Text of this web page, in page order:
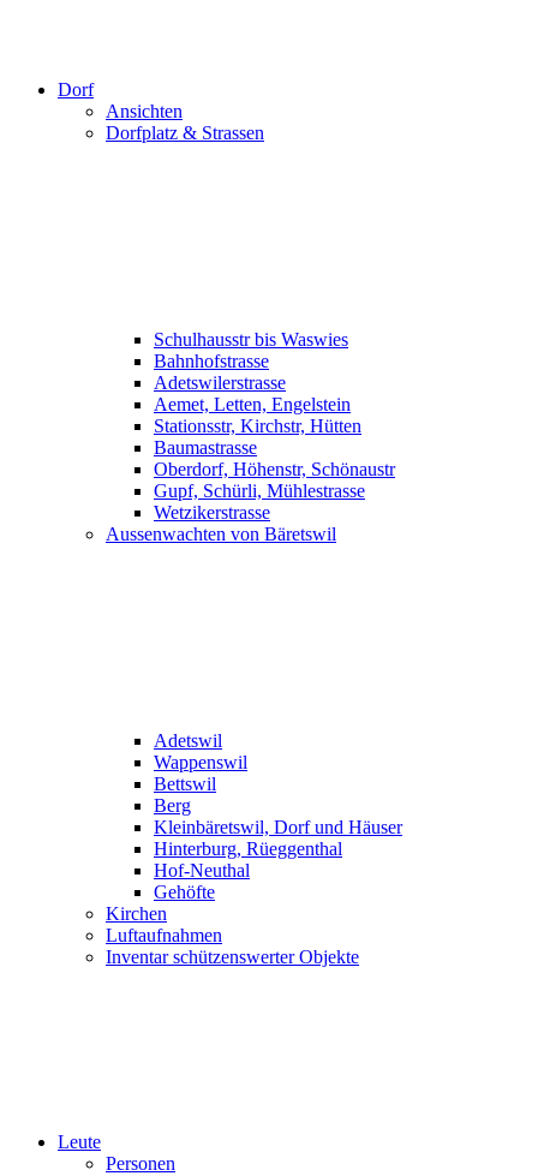
Dorf
Ansichten
Dorfplatz & Strassen
Schulhausstr bis Waswies
Bahnhofstrasse
Adetswilerstrasse
Aemet, Letten, Engelstein
Stationsstr, Kirchstr, Hütten
Baumastrasse
Oberdorf, Höhenstr, Schönaustr
Gupf, Schürli, Mühlestrasse
Wetzikerstrasse
Aussenwachten von Bäretswil
Adetswil
Wappenswil
Bettswil
Berg
Kleinbäretswil, Dorf und Häuser
Hinterburg, Rüeggenthal
Hof-Neuthal
Gehöfte
Kirchen
Luftaufnahmen
Inventar schützenswerter Objekte
Leute
Personen